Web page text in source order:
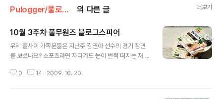
Pulogger/풀로거 리뷰 포스트 의 다른 글 더보기
10월 3주차 풀무원즈 블로그스피어
우리 풀사이 가족분들은 지난주 김연아 선수의 경기 장면
를 보셨나요? 스포츠라면 자다가도 눈이 번쩍 떠지는 저 풀
지 본방사수에 성공했답니다. 그랑프리 1차 대회가 새벽 3
0 14 2009. 10. 20.